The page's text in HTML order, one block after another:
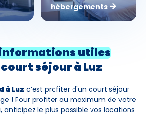
hébergements
utiles
court séjour à Luz
à Luz c’est profiter d'un court séjour
! Pour profiter au maximum de votre
, anticipez le plus possible vos locations